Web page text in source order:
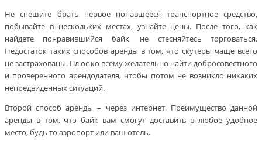
Не спешите брать первое попавшееся транспортное средство,
побывайте в нескольких местах, узнайте цены. После того, как
найдете понравившийся байк, не стесняйтесь торговаться.
Недостаток таких способов аренды в том, что скутеры чаще всего
не застрахованы. Плюс ко всему желательно найти добросовестного
и проверенного арендодателя, чтобы потом не возникло никаких
непредвиденных ситуаций.
Второй способ аренды – через интернет. Преимущество данной
аренды в том, что байк вам смогут доставить в любое удобное
место, будь то аэропорт или ваш отель.